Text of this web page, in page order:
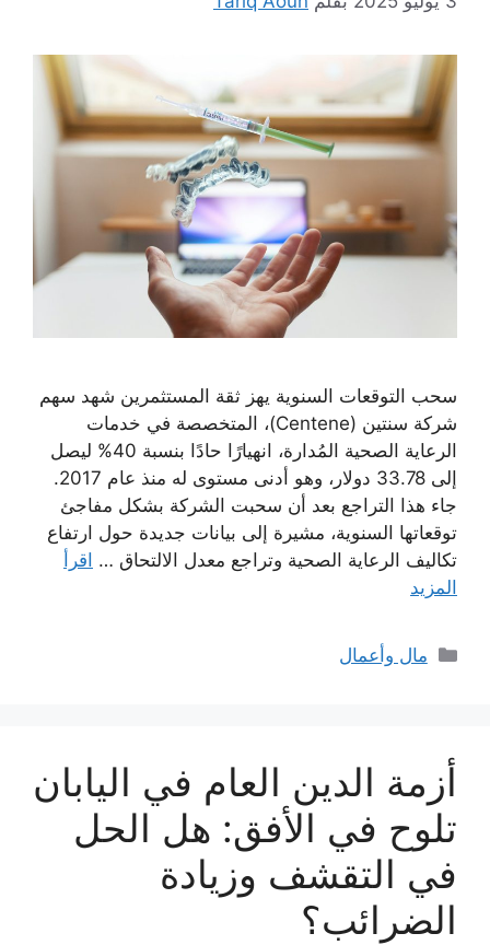
سحب التوقعات السنوية يهز ثقة المستثمرين شهد سهم
شركة سنتين (Centene)، المتخصصة في خدمات
الرعاية الصحية المُدارة، انهيارًا حادًا بنسبة 40% ليصل
إلى 33.78 دولار، وهو أدنى مستوى له منذ عام 2017.
جاء هذا التراجع بعد أن سحبت الشركة بشكل مفاجئ
توقعاتها السنوية، مشيرة إلى بيانات جديدة حول ارتفاع
تكاليف الرعاية الصحية وتراجع معدل الالتحاق … اقرأ
المزيد
التصنيفات
مال وأعمال
أزمة الدين العام في اليابان
تلوح في الأفق: هل الحل
في التقشف وزيادة
الضرائب؟